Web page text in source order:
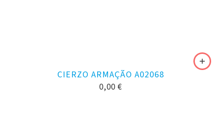
CIERZO ARMAÇÃO A02068
0,00 €